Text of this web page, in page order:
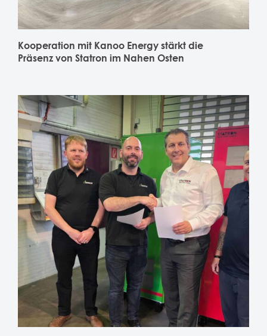
Kooperation mit Kanoo Energy stärkt die
Präsenz von Statron im Nahen Osten